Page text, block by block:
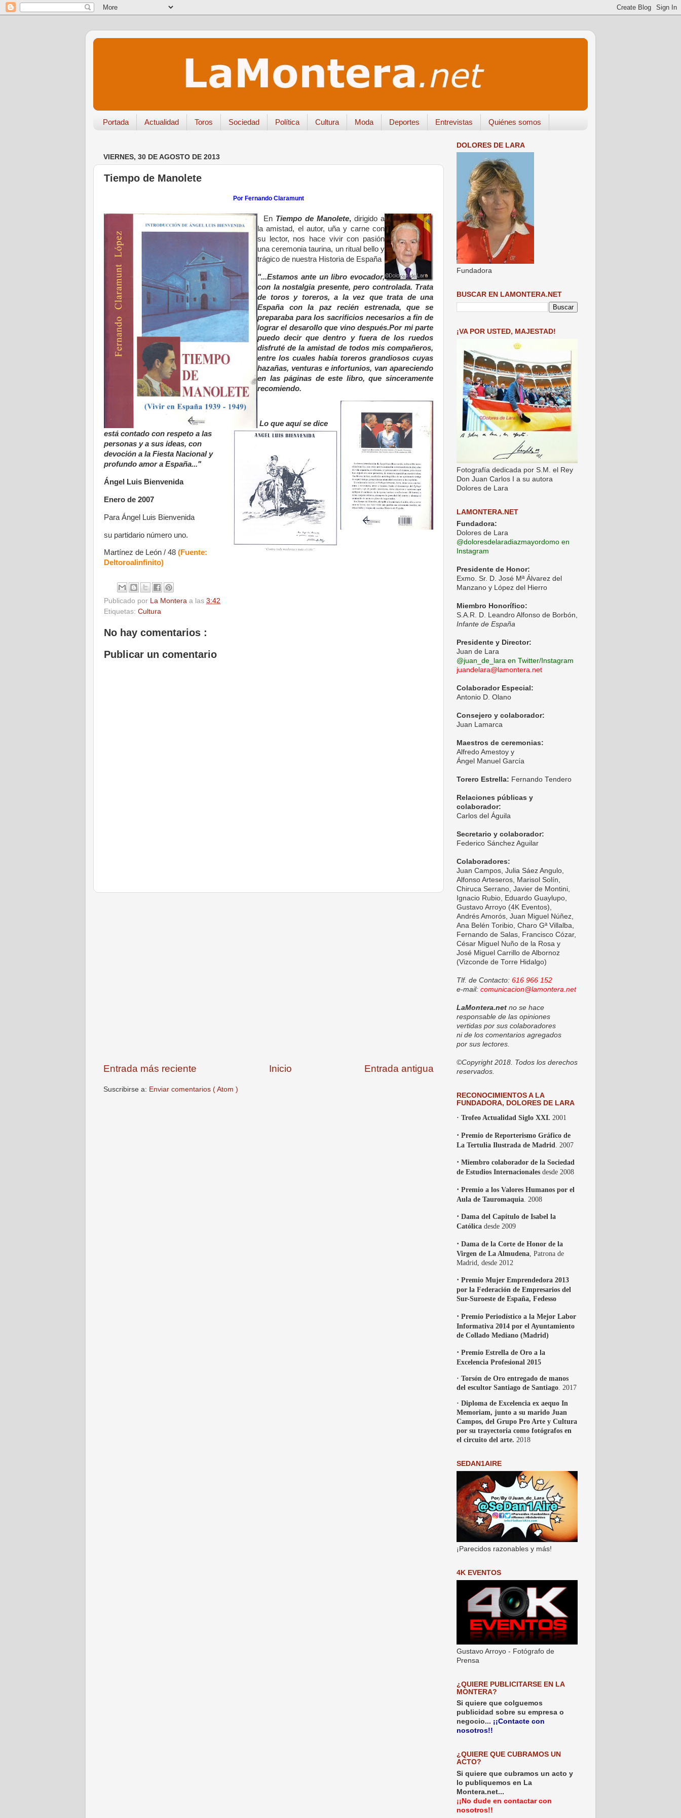
Portada Actualidad Toros Sociedad Política Cultura Moda Deportes Entrevistas Quiénes somos
VIERNES, 30 DE AGOSTO DE 2013
Tiempo de Manolete
Por Fernando Claramunt
En Tiempo de Manolete, dirigido a
la amistad, el autor, uña y carne con
su lector, nos hace vivir con pasión
una ceremonia taurina, un ritual bello y
trágico de nuestra Historia de España
"...Estamos ante un libro evocador,
con la nostalgia presente, pero controlada. Trata
de toros y toreros, a la vez que trata de una
España con la paz recién estrenada, que se
preparaba para los sacrificios necesarios a fin de
lograr el desarollo que vino después.Por mi parte
puedo decir que dentro y fuera de los ruedos
disfruté de la amistad de todos mis compañeros,
entre los cuales había toreros grandiosos cuyas
hazañas, venturas e infortunios, van apareciendo
en las páginas de este libro, que sinceramente
recomiendo.
Lo que aquí se dice
está contado con respeto a las
personas y a sus ideas, con
devoción a la Fiesta Nacional y
profundo amor a España..."
Ángel Luis Bienvenida
Enero de 2007
Para Ángel Luis Bienvenida
su partidario número uno.
Martínez de León / 48 (Fuente:
Deltoroalinfinito)
Publicado por La Montera a las 3:42
Etiquetas: Cultura
No hay comentarios :
Publicar un comentario
Entrada más reciente Entrada antigua
Inicio
Suscribirse a: Enviar comentarios ( Atom )
DOLORES DE LARA
Fundadora
BUSCAR EN LAMONTERA.NET
¡VA POR USTED, MAJESTAD!
Fotografía dedicada por S.M. el Rey
Don Juan Carlos I a su autora
Dolores de Lara
LAMONTERA.NET
Fundadora:
Dolores de Lara
@doloresdelaradiazmayordomo en
Instagram
Presidente de Honor:
Exmo. Sr. D. José Mª Álvarez del
Manzano y López del Hierro
Miembro Honorífico:
S.A.R. D. Leandro Alfonso de Borbón,
Infante de España
Presidente y Director:
Juan de Lara
@juan_de_lara en Twitter/Instagram
juandelara@lamontera.net
Colaborador Especial:
Antonio D. Olano
Consejero y colaborador:
Juan Lamarca
Maestros de ceremonias:
Alfredo Amestoy y
Ángel Manuel García
Torero Estrella: Fernando Tendero
Relaciones públicas y
colaborador:
Carlos del Águila
Secretario y colaborador:
Federico Sánchez Aguilar
Colaboradores:
Juan Campos, Julia Sáez Angulo,
Alfonso Arteseros, Marisol Solín,
Chiruca Serrano, Javier de Montini,
Ignacio Rubio, Eduardo Guaylupo,
Gustavo Arroyo (4K Eventos),
Andrés Amorós, Juan Miguel Núñez,
Ana Belén Toribio, Charo Gª Villalba,
Fernando de Salas, Francisco Cózar,
César Miguel Nuño de la Rosa y
José Miguel Carrillo de Albornoz
(Vizconde de Torre Hidalgo)
Tlf. de Contacto: 616 966 152
e-mail: comunicacion@lamontera.net
LaMontera.net no se hace
responsable de las opiniones
vertidas por sus colaboradores
ni de los comentarios agregados
por sus lectores.
©Copyright 2018. Todos los derechos
reservados.
RECONOCIMIENTOS A LA
FUNDADORA, DOLORES DE LARA
· Trofeo Actualidad Siglo XXI. 2001
· Premio de Reporterismo Gráfico de
La Tertulia Ilustrada de Madrid . 2007
· Miembro colaborador de la Sociedad
de Estudios Internacionales desde 2008
· Premio a los Valores Humanos por el
Aula de Tauromaquia . 2008
· Dama del Capítulo de Isabel la
Católica desde 2009
· Dama de la Corte de Honor de la
Virgen de La Almudena , Patrona de
Madrid, desde 2012
· Premio Mujer Emprendedora 2013
por la Federación de Empresarios del
Sur-Suroeste de España, Fedesso
· Premio Periodístico a la Mejor Labor
Informativa 2014 por el Ayuntamiento
de Collado Mediano (Madrid)
· Premio Estrella de Oro a la
Excelencia Profesional 2015
· Torsón de Oro entregado de manos
del escultor Santiago de Santiago . 2017
· Diploma de Excelencia ex aequo In
Memoriam, junto a su marido Juan
Campos, del Grupo Pro Arte y Cultura
por su trayectoria como fotógrafos en
el circuito del arte. 2018
SEDAN1AIRE
¡Parecidos razonables y más!
4K EVENTOS
Gustavo Arroyo - Fotógrafo de
Prensa
¿QUIERE PUBLICITARSE EN LA
MONTERA?
Si quiere que colguemos
publicidad sobre su empresa o
negocio... ¡¡Contacte con
nosotros!!
¿QUIERE QUE CUBRAMOS UN
ACTO?
Si quiere que cubramos un acto y
lo publiquemos en La
Montera.net...
¡¡No dude en contactar con
nosotros!!